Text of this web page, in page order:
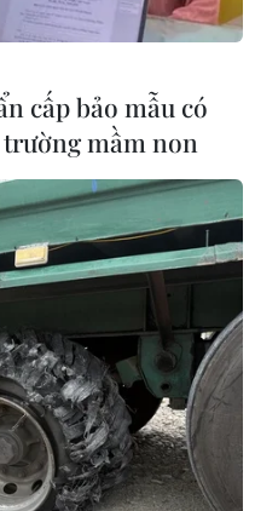
Alok Sharma
nếu các ứng cử viên
tiêu trung hòa khí thải
điều này tùy thuộc
cấp bảo mẫu có
mầm non